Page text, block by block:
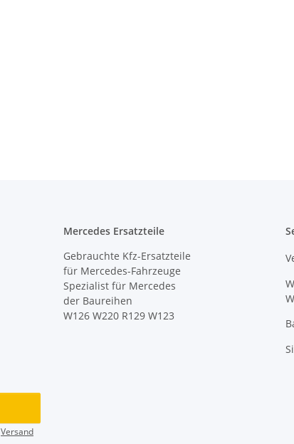
Mercedes Ersatzteile
Gebrauchte Kfz-Ersatzteile
für Mercedes-Fahrzeuge
Spezialist für Mercedes
der Baureihen
W126 W220 R129 W123
Versand